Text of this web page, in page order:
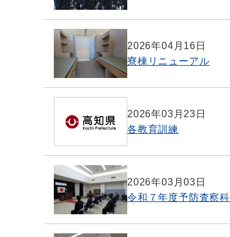
2026年04月16日
寮棟リニューアル
2026年03月23日
各教育訓練
2026年03月03日
令和７年度予防査察科